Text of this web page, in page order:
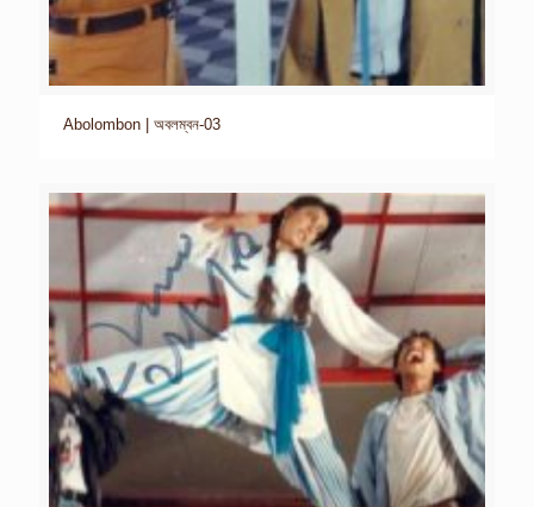
Abolombon | অবলম্বন-03